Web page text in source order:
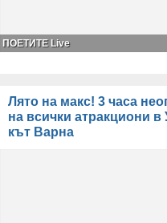
ПОЕТИТЕ Live
Лято на макс! 3 часа
на всички атракциони в
кът Варна